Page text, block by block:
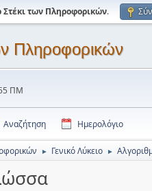
Στέκι των Πληροφορικών.
Πληροφορικών
ΠΜ
Αναζήτηση Ημερολόγιο
► Γενικό Λύκειο ►